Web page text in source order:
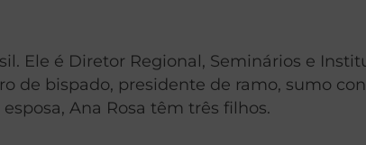
Ele é Diretor Regional, Seminários e
de bispado, presidente de ramo, sumo
Ana Rosa têm três filhos.